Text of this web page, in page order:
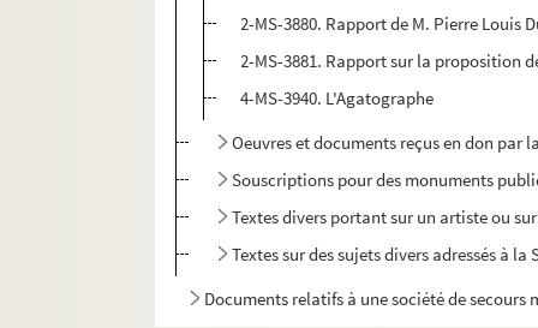
2-MS-3880. Rapport de M. Pierre Louis
2-MS-3881. Rapport sur la proposition
4-MS-3940. L'Agatographe
Oeuvres et documents reçus en don par
Souscriptions pour des monuments
Textes divers portant sur un artiste ou
Textes sur des sujets divers adressés à
Documents relatifs à une société de secours